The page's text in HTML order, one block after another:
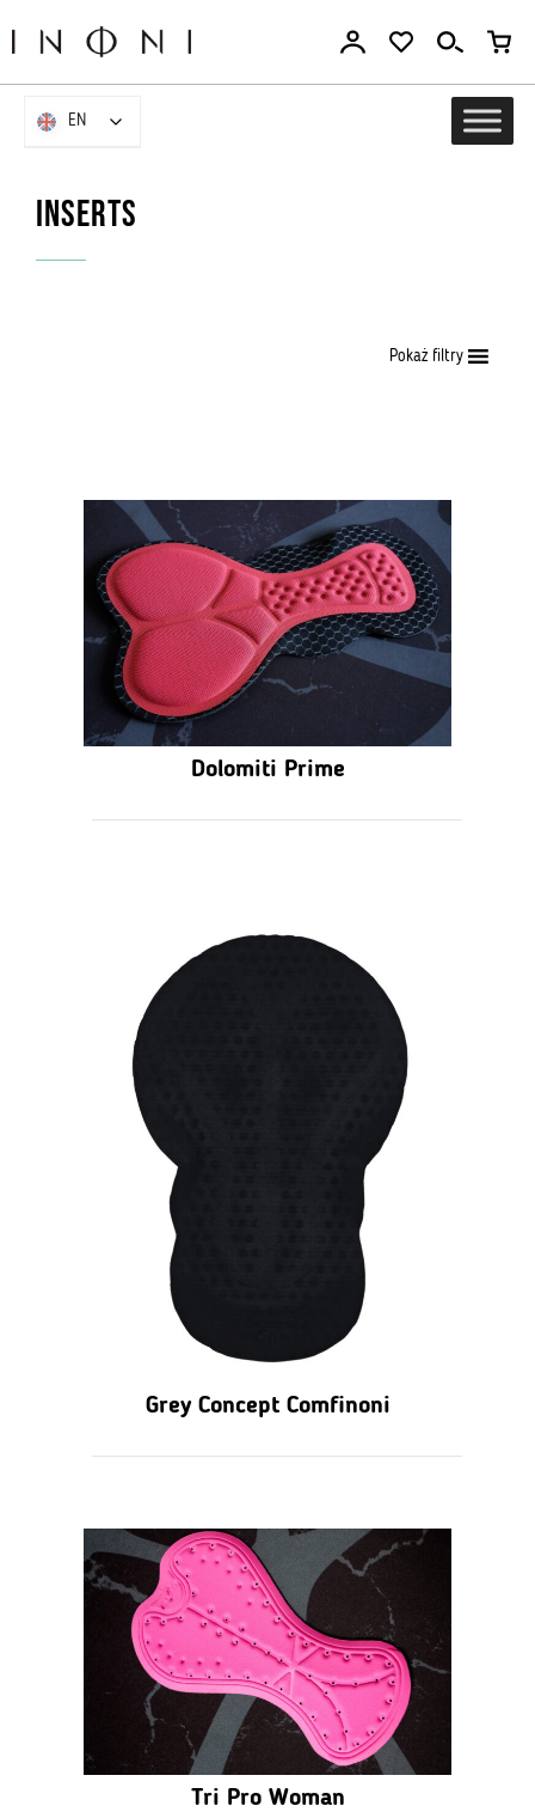
Inserts
Pokaż filtry
Dolomiti Prime
Grey Concept Comfinoni
Tri Pro Woman
EN
EN